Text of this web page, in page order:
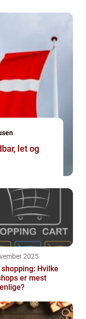
let og
2025
Hvilke
er mest